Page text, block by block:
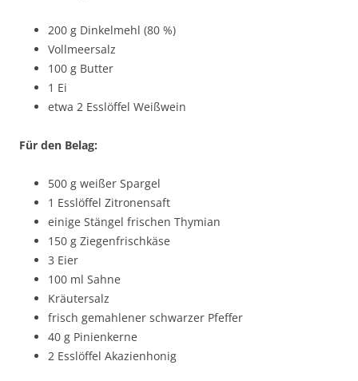
200 g Dinkelmehl (80 %)
Vollmeersalz
100 g Butter
1 Ei
etwa 2 Esslöffel Weißwein
Für den Belag:
500 g weißer Spargel
1 Esslöffel Zitronensaft
einige Stängel frischen Thymian
150 g Ziegenfrischkäse
3 Eier
100 ml Sahne
Kräutersalz
frisch gemahlener schwarzer Pfeffer
40 g Pinienkerne
2 Esslöffel Akazienhonig